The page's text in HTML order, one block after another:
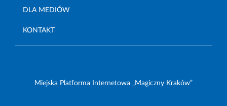
DLA MEDIÓW
KONTAKT
Miejska Platforma Internetowa „Magiczny Kraków”